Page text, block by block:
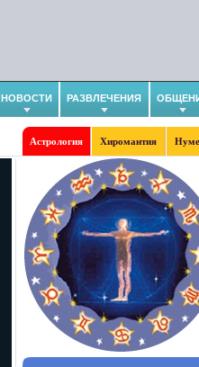
НОВОСТИ РАЗВЛЕЧЕНИЯ
Астрология Хиромантия